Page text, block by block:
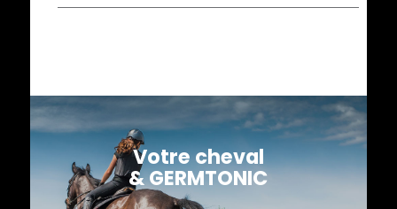
Votre cheval
& GERMTONIC